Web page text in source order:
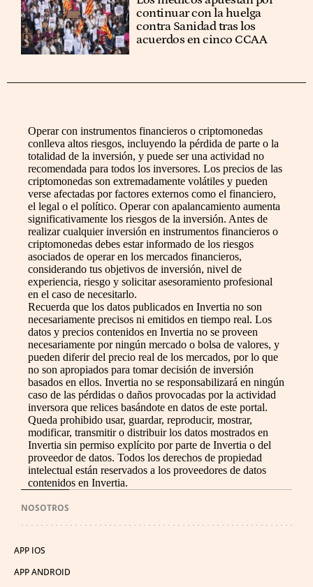
continuar con la huelga
contra Sanidad tras los
acuerdos en cinco CCAA
Operar con instrumentos financieros o criptomonedas
conlleva altos riesgos, incluyendo la pérdida de parte o la
totalidad de la inversión, y puede ser una actividad no
recomendada para todos los inversores. Los precios de las
criptomonedas son extremadamente volátiles y pueden
verse afectadas por factores externos como el financiero,
el legal o el político. Operar con apalancamiento aumenta
significativamente los riesgos de la inversión. Antes de
realizar cualquier inversión en instrumentos financieros o
criptomonedas debes estar informado de los riesgos
asociados de operar en los mercados financieros,
considerando tus objetivos de inversión, nivel de
experiencia, riesgo y solicitar asesoramiento profesional
en el caso de necesitarlo.
Recuerda que los datos publicados en Invertia no son
necesariamente precisos ni emitidos en tiempo real. Los
datos y precios contenidos en Invertia no se proveen
necesariamente por ningún mercado o bolsa de valores, y
pueden diferir del precio real de los mercados, por lo que
no son apropiados para tomar decisión de inversión
basados en ellos. Invertia no se responsabilizará en ningún
caso de las pérdidas o daños provocadas por la actividad
inversora que relices basándote en datos de este portal.
Queda prohibido usar, guardar, reproducir, mostrar,
modificar, transmitir o distribuir los datos mostrados en
Invertia sin permiso explícito por parte de Invertia o del
proveedor de datos. Todos los derechos de propiedad
intelectual están reservados a los proveedores de datos
contenidos en Invertia.
NOSOTROS
APP IOS
APP ANDROID